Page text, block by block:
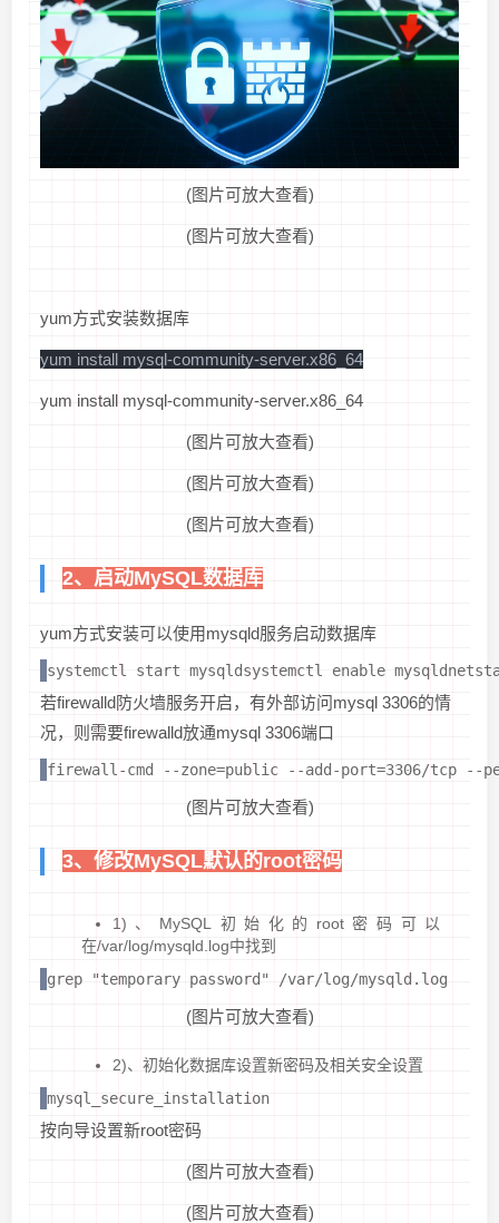
(图片可放大查看)
(图片可放大查看)
yum方式安装数据库
yum install mysql-community-server.x86_64
yum install mysql-community-server.x86_64
(图片可放大查看)
(图片可放大查看)
(图片可放大查看)
2、启动MySQL数据库
yum方式安装可以使用mysqld服务启动数据库
systemctl start mysqldsystemctl enable
若firewalld防火墙服务开启，有外部访问mysql 3306的情
况，则需要firewalld放通mysql 3306端口
firewall-cmd --zone=public --add-port=3306/tcp --
(图片可放大查看)
3、修改MySQL默认的root密码
1)、MySQL初始化的root密码可以
在/var/log/mysqld.log中找到
grep "temporary password" /var/log/mysqld.log
(图片可放大查看)
2)、初始化数据库设置新密码及相关安全设置
mysql_secure_installation
按向导设置新root密码
(图片可放大查看)
(图片可放大查看)